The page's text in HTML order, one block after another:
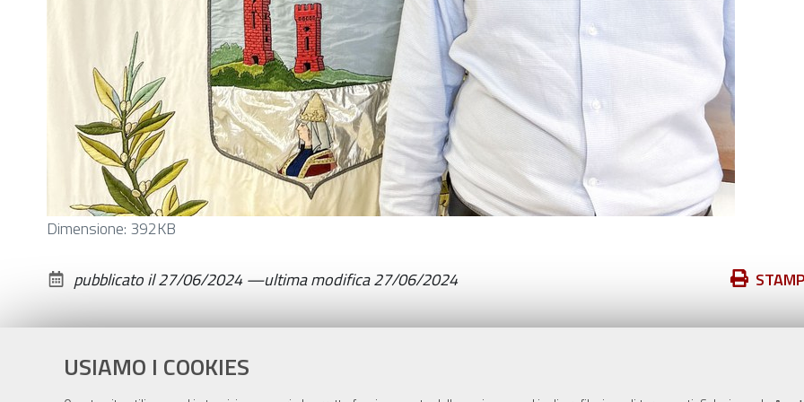
USIAMO I COOKIES
Clicca
vedere
alle
originali…
Dimensione: 392KB
Azioni
documento
pubblicato il27/06/2024—ultima modifica27/06/2024